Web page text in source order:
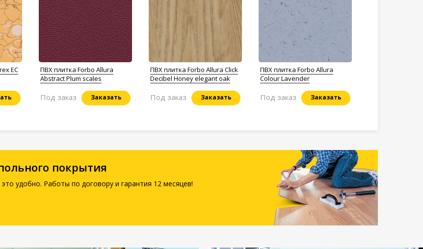
EC
ПВХ плитка Forbo Allura
Abstract Plum scales
Заказать
Под заказ
ПВХ плитка Forbo Allura Click
Decibel Honey elegant oak
Заказать
Под заказ
ПВХ плитка Forbo Allura
Colour Lavender
Заказать
Под заказ
покрытия
удобно. Работы по договору и гарантия 12 месяцев!